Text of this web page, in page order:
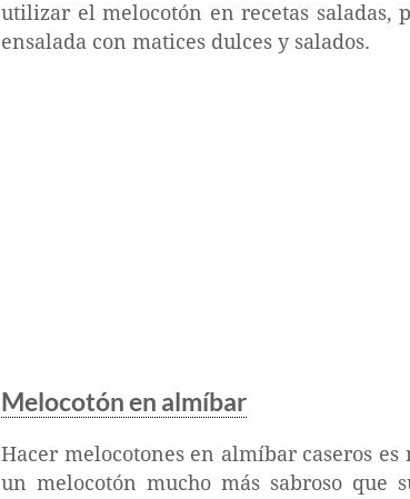
utilizar el melocotón en recetas saladas,
ensalada con matices dulces y salados.
Melocotón en almíbar
Hacer melocotones en almíbar caseros
un melocotón mucho más sabroso